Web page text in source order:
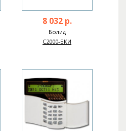
8 032 р.
Болид
С2000-БКИ